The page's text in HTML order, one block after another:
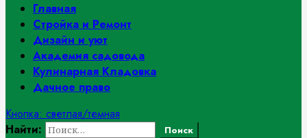
Главная
Стройка и Ремонт
Дизайн и уют
Академия садовода
Кулинарная Кладовка
Дачное право
Кнопка: светлая/темная
Найти: